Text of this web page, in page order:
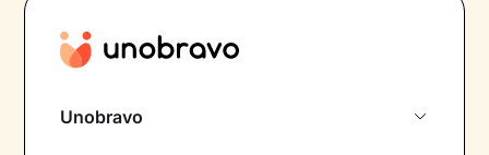
Unobravo